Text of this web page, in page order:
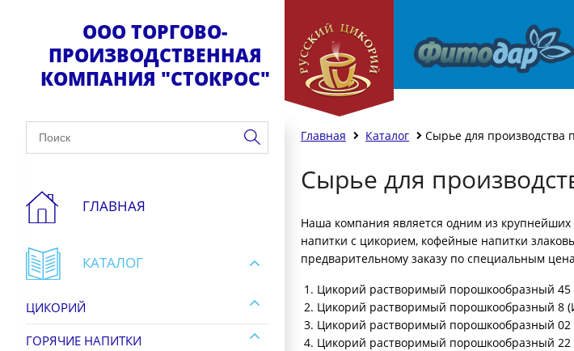
ООО ТОРГОВО-
ПРОИЗВОДСТВЕННАЯ
КОМПАНИЯ "СТОКРОС"
ГЛАВНАЯ
КАТАЛОГ
ЦИКОРИЙ
ГОРЯЧИЕ НАПИТКИ
Главная Каталог Сырье для производства
Сырье для
Наша компания является одним из
напитки с цикорием, кофейные напитки
предварительному заказу по специальным
Цикорий растворимый порошкообразный 45
Цикорий растворимый порошкообразный 8
Цикорий растворимый порошкообразный 02
Цикорий растворимый порошкообразный 22